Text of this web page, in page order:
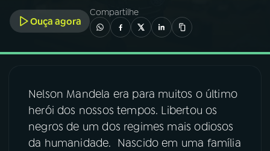
01INÍCIO
02A RÁDIO
03PROGRAMAÇÃO
04PROGRAMAS
Ouça agora
Compartilhe
Nelson Mandela era para muitos o último
herói dos nossos tempos. Libertou os
negros de um dos regimes mais odiosos
da humanidade. Nascido em uma família